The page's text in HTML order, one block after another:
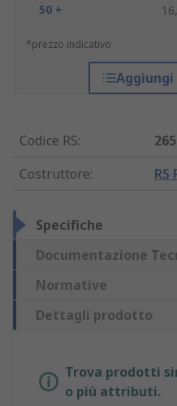
50 +
*prezzo indicativo
Codice RS:
Costruttore: RS
Specifiche
Documentazione
Normative
Dettagli prodotto
Trova prodotti
o più attributi.